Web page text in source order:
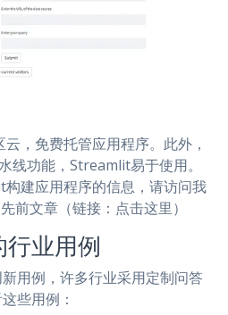
，免费托管应用程序。此外，
线功能，Streamlit易于使用。
建应用程序的信息，请访问我
前文章（链接：点击这里）
业用例
用例，许多行业采用定制问答
些用例：